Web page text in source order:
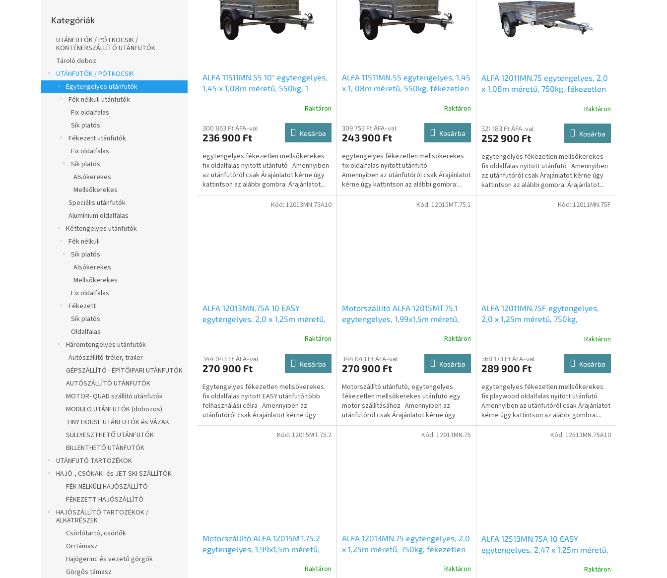
a
n
átugrása
Kategóriák
UTÁNFUTÓK / PÓTKOCSIK /
KONTÉNERSZÁLLÍTÓ UTÁNFUTÓK
Tároló doboz
UTÁNFUTÓK / PÓTKOCSIK
Egytengelyes utánfutók
Fék nélküli utánfutók
Fix oldalfalas
Sík platós
Fékezett utánfutók
Fix oldalfalas
Sík platós
Alsókerekes
Mellsőkerekes
Speciális utánfutók
Alumínium oldalfalas
Kéttengelyes utánfutók
Fék nélküli
Sík platós
Alsókerekes
Mellsőkerekes
Fix oldalfalas
Fékezett
Sík platós
Oldalfalas
Háromtengelyes utánfutók
Autószállító tréler, trailer
GÉPSZÁLLÍTÓ - ÉPÍTŐIPARI UTÁNFUTÓK
AUTÓSZÁLLÍTÓ UTÁNFUTÓK
MOTOR- QUAD szállító utánfutók
MODULO UTÁNFUTÓK (dobozos)
TINY HOUSE UTÁNFUTÓK és VÁZAK
SÜLLYESZTHETŐ UTÁNFUTÓK
BILLENTHETŐ UTÁNFUTÓK
UTÁNFUTÓ TARTOZÉKOK
HAJÓ-, CSÓNAK- és JET-SKI SZÁLLÍTÓK
FÉK NÉLKÜLI HAJÓSZÁLLÍTÓ
FÉKEZETT HAJÓSZÁLLÍTÓ
HAJÓSZÁLLÍTÓ TARTOZÉKOK /
ALKATRÉSZEK
Csörlőtartó, csörlők
Orrtámasz
Hajógerinc és vezető görgők
Görgős támasz
ALFA 11511MN.55 10″ egytengelyes,
1,45 x 1,08m méretű, 550kg, 1
oldalfalas nyitott utánfutó 10″Raktáron
300 863 Ft ÁFA-val
236 900 Ft Kosárba
egytengelyes fékezetlen mellsőkerekes
fix oldalfalas nyitott utánfutó Amennyiben
az utánfutóról csak Árajánlatot kérne úgy
kattintson az alábbi gombra: Árajánlatot...
ALFA 11511MN.55 egytengelyes, 1,45
x 1, 08m méretű, 550kg, fékezetlen
Raktáron
309 753 Ft ÁFA-val
243 900 Ft Kosárba
egytengelyes fékezetlen mellsőkerekes
fix oldalfalas nyitott utánfutó
Amennyiben az utánfutóról csak Árajánlatot
kérne úgy kattintson az alábbi gombra:...
ALFA 12011MN.75 egytengelyes, 2,0
x 1,08m méretű, 750kg, fékezetlen
Raktáron
321 183 Ft ÁFA-val
252 900 Ft Kosárba
egytengelyes fékezetlen mellsőkerekes
fix oldalfalas nyitott utánfutó Amennyiben
az utánfutóról csak Árajánlatot kérne úgy
kattintson az alábbi gombra: Árajánlatot...
ALFA 12013MN.75A 10 EASY
egytengelyes, 2,0 x 1,25m méretű,
fix oldalfalas nyitott utánfutóRaktáron
344 043 Ft ÁFA-val
270 900 Ft Kosárba
Egytengelyes fékezetlen mellsőkerekes
fix oldalfalas nyitott EASY utánfutó több
felhasználási célra Amennyiben az
utánfutóról csak Árajánlatot kérne úgy
kattintson az...
Kód: 12013MN.75A10
Motorszállító ALFA 12015MT.75.1
egytengelyes, 1,99x1,5m méretű,
síkplatós motorszállító utánfutó
Raktáron
344 043 Ft ÁFA-val
270 900 Ft Kosárba
Motorszállító utánfutó, egytengelyes
fékezetlen mellsőkerekes utánfutó egy
motor szállításához Amennyiben az
utánfutóról csak Árajánlatot kérne úgy
kattintson az...
Kód: 12015MT.75.1
ALFA 12011MN.75F egytengelyes,
2,0 x 1,25m méretű, 750kg,
Raktáron
368 173 Ft ÁFA-val
289 900 Ft Kosárba
egytengelyes fékezetlen mellsőkerekes
fix playwood oldalfalas nyitott utánfutó
Amennyiben az utánfutóról csak Árajánlatot
kérne úgy kattintson az alábbi gombra:...
Kód: 12011MN.75F
Motorszállító ALFA 12015MT.75.2
egytengelyes, 1,99x1,5m méretű,
síkplatós motorszállító utánfutó
Raktáron
Kód: 12015MT.75.2
ALFA 12013MN.75 egytengelyes, 2,0
x 1,25m méretű, 750kg, fékezetlen
Raktáron
Kód: 12013MN.75
ALFA 12513MN.75A 10 EASY
egytengelyes, 2,47 x 1,25m méretű,
fix oldalfalas nyitott utánfutóRaktáron
Kód: 12513MN.75A10